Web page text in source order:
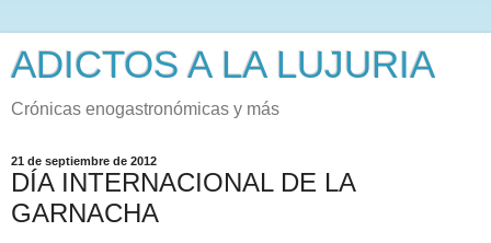
ADICTOS A LA LUJURIA
Crónicas enogastronómicas y más
21 de septiembre de 2012
DÍA INTERNACIONAL DE LA
GARNACHA